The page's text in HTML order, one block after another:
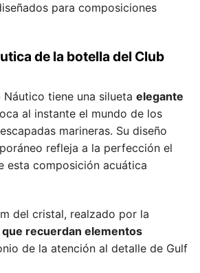
para composiciones
de la botella del Club
tiene una silueta elegante
al instante el mundo de los
marineras. Su diseño
refleja a la perfección el
esta composición acuática
del cristal, realzado por la
recuerdan elementos
de la atención al detalle de Gulf